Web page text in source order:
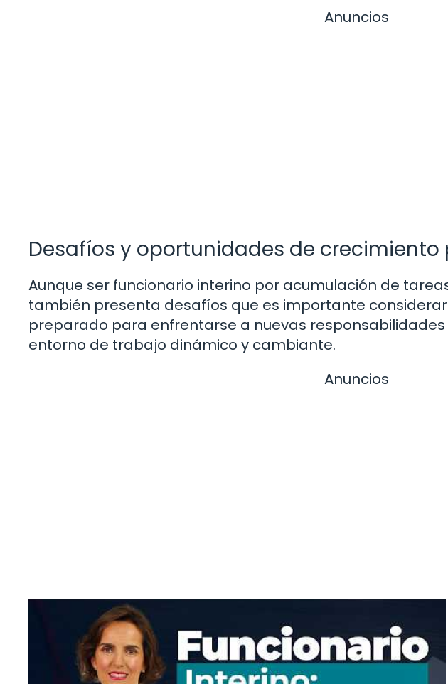
Anuncios
Desafíos y oportunidades de crecimiento
Aunque ser funcionario interino por acumulación de
también presenta desafíos que es importante
preparado para enfrentarse a nuevas
entorno de trabajo dinámico y cambiante.
Anuncios